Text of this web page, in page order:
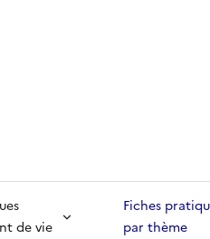
de vie
Fiches
par thème